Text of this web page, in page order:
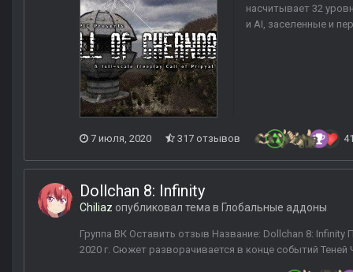
насчитывает 32
и AI, заселенные и
7 июля, 2020 317 отзывов
Dollchan 8: Infinity
Chiliaz опубликовал тема в Глобальные аддоны
Группа ВК Оставить отзыв Название: Dollchan 8:
2020 г. Сюжет разворачивается в конце событий